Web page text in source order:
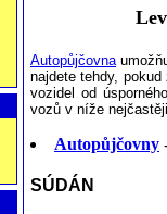
Autopůjčovna
najdete tehdy,
vozidel od
vozů v níže
Autopůjčovny
SÚDÁN